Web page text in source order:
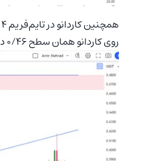
روی کاردانو همان سطح ۰/۴۶ دلار است. شکست این سطح می‌تواند قیمت را ابتدا تا ۰/۴۰ و در آخر تا ۰/۳۴ دلار به پایین بکشد.